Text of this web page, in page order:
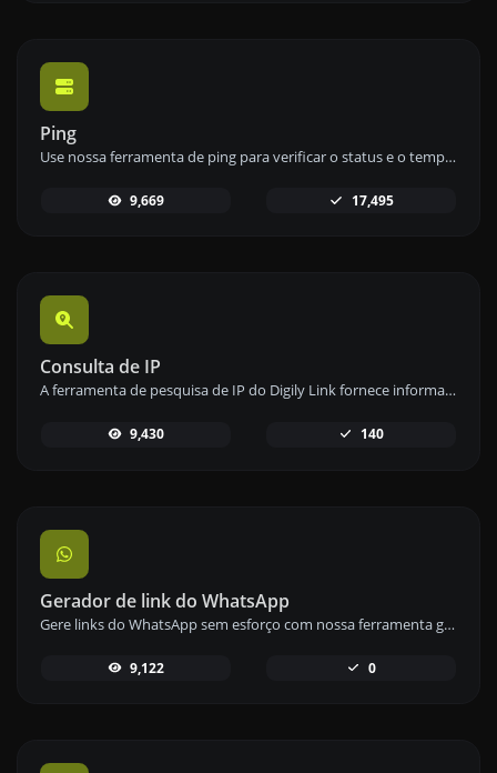
Ping
Use nossa ferramenta de ping para verificar o status e o tempo de resposta de qualquer site, servidor ou porta de forma rápida e eficiente.
9,669 17,495
Consulta de IP
A ferramenta de pesquisa de IP do Digily Link fornece informações detalhadas sobre qualquer endereço IP. Use este serviço online gratuito para obter dados abrangentes de IP.
9,430 140
Gerador de link do WhatsApp
Gere links do WhatsApp sem esforço com nossa ferramenta geradora de links do WhatsApp para comunicação instantânea.
9,122 0